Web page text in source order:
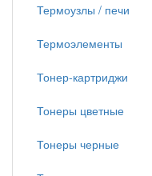
Термоузлы / печи
Термоэлементы
Тонер-картриджи
Тонеры цветные
Тонеры черные